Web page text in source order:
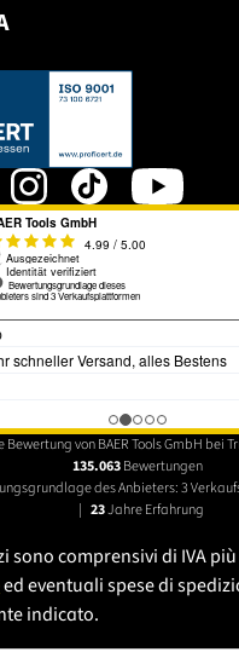
sich in einem neuen Tab.
Bewertung von BAER Tools GmbH bei
135.063Bewertungen
des Anbieters: 3
| 23Jahre Erfahrung
sono comprensivi di IVA più
ed eventuali spese di
indicato.